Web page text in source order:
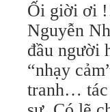
Ối giời ơi
Nguyễn
đầu người
“nhạy
tranh… tác